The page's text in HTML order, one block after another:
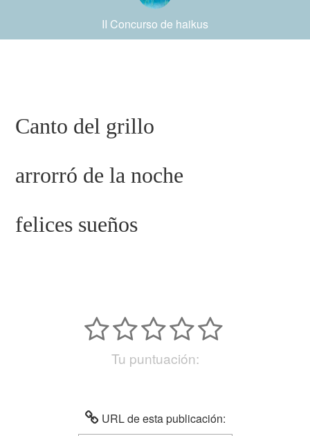
II Concurso de haikus
Canto del grillo
arrorró de la noche
felices sueños
Tu puntuación:
URL de esta publicación: